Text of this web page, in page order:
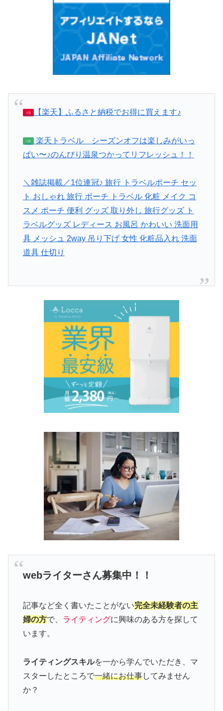
⇒ 【楽天】ふるさと納税でお得に買えます♪
⇒ 楽天トラベル シーズンオフは楽しみがいっ
ぱい〜♪のんびり温泉つかってリフレッシュ！！
＼雑誌掲載／1位連冠♪ 旅行 トラベルポーチ セッ
ト おしゃれ 旅行 ポーチ トラベル 化粧 メイク コ
スメ ポーチ 便利 グッズ 取り外し 旅行グッズ ト
ラベルグッズ レディース お風呂 かわいい 洗面用
具 メッシュ 2way 吊り下げ 女性 化粧品入れ 洗面
道具 仕切り
webライターさん募集中！！
記事など全く書いたことがない完全未経験者の主
婦の方で、 ライティングに興味のある方を探して
います。
ライティングスキルを一から学んでいただき、マ
スターしたところで一緒にお仕事してみません
か？